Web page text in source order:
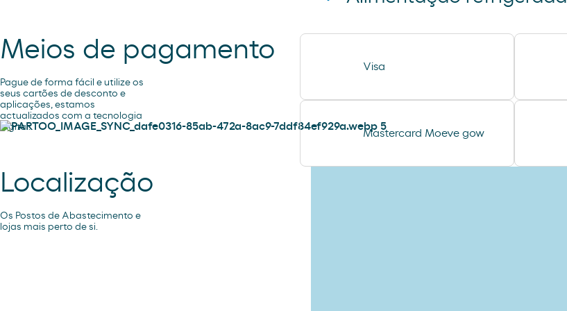
preservativos control
jamon curado navidul
helado calippo
Meios de pagamento
Pague de forma fácil e utilize os
seus cartões de desconto e
aplicações, estamos
actualizados com a tecnologia
digital.
Visa
Mastercard Moeve gow
Localização
Os Postos de Abastecimento e
lojas mais perto de si.